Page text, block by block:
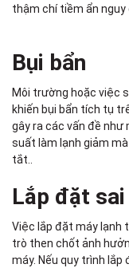
thậm chí tiềm ẩn nguy
Bụi bẩn
Môi trường hoặc việc
khiến bụi bẩn tích tụ
gây ra các vấn đề như
suất làm lạnh giảm
tắt..
Lắp đặt
Việc lắp đặt máy lạnh
trò then chốt ảnh
máy. Nếu quy trình